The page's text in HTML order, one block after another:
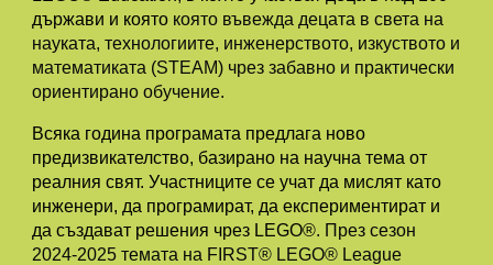
държави и която която въвежда децата в света на
науката, технологиите, инженерството, изкуството и
математиката (STEAM) чрез забавно и практически
ориентирано обучение.
Всяка година програмата предлага ново
предизвикателство, базирано на научна тема от
реалния свят. Участниците се учат да мислят като
инженери, да програмират, да експериментират и
да създават решения чрез LEGO®. През сезон
2024-2025 темата на FIRST® LEGO® League